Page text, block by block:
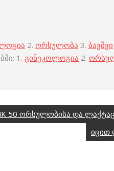
2. ორსულობა 3. ბავშვი
1. გინეკოლოგია 2.
50 ორსულობისა და
იცით